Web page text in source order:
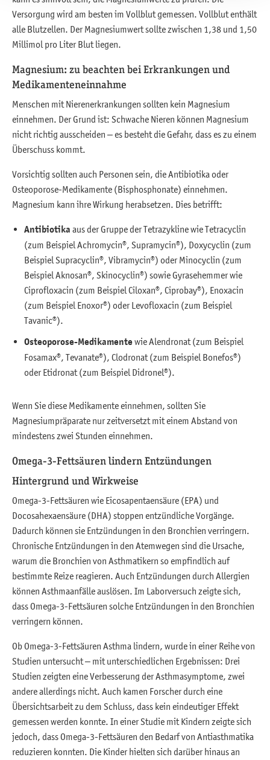
Versorgung wird am besten im Vollblut gemessen. Vollblut enthält
alle Blutzellen. Der Magnesiumwert sollte zwischen 1,38 und 1,50
Millimol pro Liter Blut liegen.
Magnesium: zu beachten bei Erkrankungen und
Medikamenteneinnahme
Menschen mit Nierenerkrankungen sollten kein Magnesium
einnehmen. Der Grund ist: Schwache Nieren können Magnesium
nicht richtig ausscheiden – es besteht die Gefahr, dass es zu einem
Überschuss kommt.
Vorsichtig sollten auch Personen sein, die Antibiotika oder
Osteoporose-Medikamente (Bisphosphonate) einnehmen.
Magnesium kann ihre Wirkung herabsetzen. Dies betrifft:
Antibiotika aus der Gruppe der Tetrazykline wie Tetracyclin
(zum Beispiel Achromycin®, Supramycin®), Doxycyclin (zum
Beispiel Supracyclin®, Vibramycin®) oder Minocyclin (zum
Beispiel Aknosan®, Skinocyclin®) sowie Gyrasehemmer wie
Ciprofloxacin (zum Beispiel Ciloxan®, Ciprobay®), Enoxacin
(zum Beispiel Enoxor®) oder Levofloxacin (zum Beispiel
Tavanic®).
Osteoporose-Medikamentewie Alendronat (zum Beispiel
Fosamax®, Tevanate®), Clodronat (zum Beispiel Bonefos®)
oder Etidronat (zum Beispiel Didronel®).
Wenn Sie diese Medikamente einnehmen, sollten Sie
Magnesiumpräparate nur zeitversetzt mit einem Abstand von
mindestens zwei Stunden einnehmen.
Omega-3-Fettsäuren lindern Entzündungen
Hintergrund und Wirkweise
Omega-3-Fettsäuren wie Eicosapentaensäure (EPA) und
Docosahexaensäure (DHA) stoppen entzündliche Vorgänge.
Dadurch können sie Entzündungen in den Bronchien verringern.
Chronische Entzündungen in den Atemwegen sind die Ursache,
warum die Bronchien von Asthmatikern so empfindlich auf
bestimmte Reize reagieren. Auch Entzündungen durch Allergien
können Asthmaanfälle auslösen. Im Laborversuch zeigte sich,
dass Omega-3-Fettsäuren solche Entzündungen in den Bronchien
verringern können.
Ob Omega-3-Fettsäuren Asthma lindern, wurde in einer Reihe von
Studien untersucht – mit unterschiedlichen Ergebnissen: Drei
Studien zeigten eine Verbesserung der Asthmasymptome, zwei
andere allerdings nicht. Auch kamen Forscher durch eine
Übersichtsarbeit zu dem Schluss, dass kein eindeutiger Effekt
gemessen werden konnte. In einer Studie mit Kindern zeigte sich
jedoch, dass Omega-3-Fettsäuren den Bedarf von Antiasthmatika
reduzieren konnten. Die Kinder hielten sich darüber hinaus an